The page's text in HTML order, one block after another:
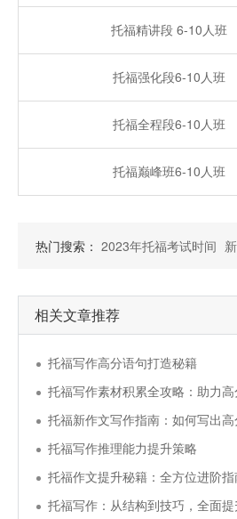
托福精讲段 6-10人班
托福强化段6-10人班
托福全程段6-10人班
托福巅峰班6-10人班
热门搜索： 2023年托福考试时间
相关文章推荐
托福写作高分语句打造秘籍
托福写作素材积累全攻略：助力
托福新作文写作指南：如何写出
托福写作推理能力提升策略
托福作文提升秘籍：全方位进阶
托福写作：从结构到技巧，全面